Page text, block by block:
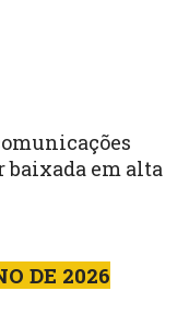
baixada em alta
DE 2026